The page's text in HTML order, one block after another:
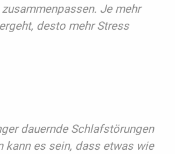
zusammenpassen. Je mehr
desto mehr Stress
dauernde Schlafstörungen
kann es sein, dass etwas wie